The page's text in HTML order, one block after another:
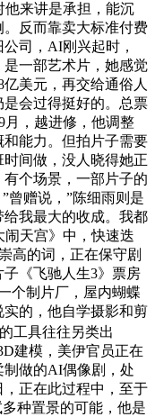
来讲是承担，能沉
反而靠卖大标准付费
司，AI刚兴起时，
一部艺术片，她感觉
美元，再交给通俗人
会过得挺好的。总票
月，越进修，他调整
能力。但拍片子需要
间做，没人晓得她正
个场景，一部片子的
曾赠说，”陈细雨则是
我最大的收成。我都
天宫》中，快速迭
高的词，正在保守剧
《飞驰人生3》票房
个制片厂，屋内蝴蝶
的，他自学摄影和剪
工具往往另类出
建模，美伊官员正在
做的AI偶像剧，处
，正在此过程中，至于
种置景的可能，他是